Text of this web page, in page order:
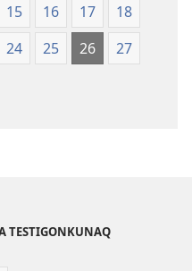
15 16 17
18
24 25 26
27
TESTIGONKUNAQ